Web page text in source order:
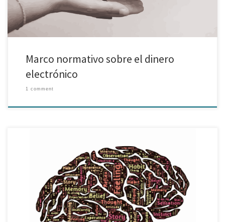
Marco normativo sobre el dinero
electrónico
1 comment
María del Pilar Vicente Área Derecho y Empresa El derecho y la psicología
son dos áreas de estudio que pueden y deben ser vinculadas desde
distintas aproximaciones. En este último siglo, se ha iniciado un interés
constante por entender no sólo a los individuos sino también al contexto
social en […]